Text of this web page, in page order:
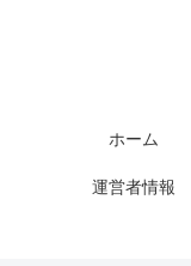
ホーム
運営者情報